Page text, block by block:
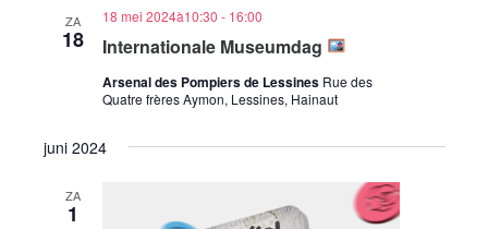
ZA
18 Internationale Museumdag
18 mei 2024à10:30 - 16:00
Arsenal des Pompiers de Lessines Rue des
Quatre frères Aymon, Lessines, Hainaut
juni 2024
ZA
1